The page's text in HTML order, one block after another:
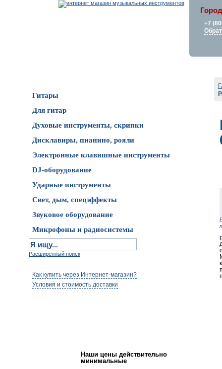
+7
Гитары
Для гитар
Духовые инструменты, скрипки
Дисклавиры, пианино, рояли
Электронные клавишные инструменты
DJ-оборудование
Ударные инструменты
Свет, дым, спецэффекты
Звуковое оборудование
Микрофоны и радиосистемы
Расширенный поиск
Как купить через Интернет-магазин?
Условия и стоимость доставки
Наши цены действительно
минимальные